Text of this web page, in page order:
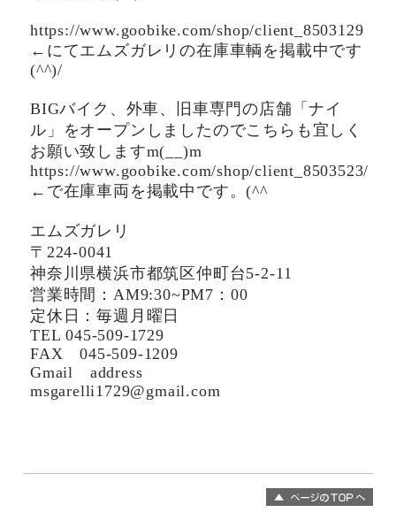
https://www.goobike.com/shop/client_8503129
←にてエムズガレリの在庫車輌を掲載中です
(^^)/
BIGバイク、外車、旧車専門の店舗「ナイ
ル」をオープンしましたのでこちらも宜しく
お願い致しますm(__)m
https://www.goobike.com/shop/client_8503523/
←で在庫車両を掲載中です。(^^ゞ
エムズガレリ
〒224-0041
神奈川県横浜市都筑区仲町台5-2-11
営業時間：AM9:30~PM7：00
定休日：毎週月曜日
TEL 045-509-1729
FAX 045-509-1209
Gmail address
msgarelli1729@gmail.com